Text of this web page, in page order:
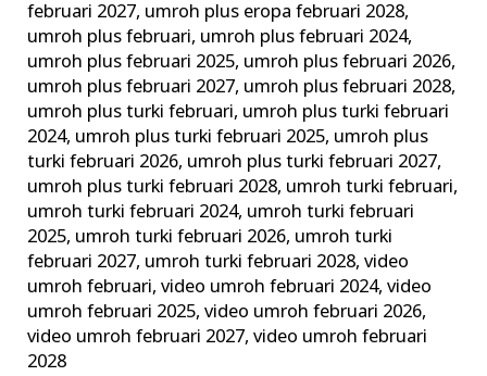
februari 2027, umroh plus eropa februari 2028,
umroh plus februari, umroh plus februari 2024,
umroh plus februari 2025, umroh plus februari 2026,
umroh plus februari 2027, umroh plus februari 2028,
umroh plus turki februari, umroh plus turki februari
2024, umroh plus turki februari 2025, umroh plus
turki februari 2026, umroh plus turki februari 2027,
umroh plus turki februari 2028, umroh turki februari,
umroh turki februari 2024, umroh turki februari
2025, umroh turki februari 2026, umroh turki
februari 2027, umroh turki februari 2028,video
umroh februari,video umroh februari 2024,video
umroh februari 2025,video umroh februari 2026,
video umroh februari 2027,video umroh februari
2028